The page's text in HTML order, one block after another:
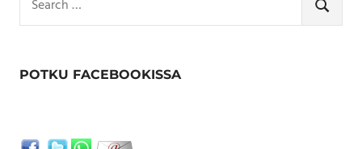
for:
SEARCH
POTKU FACEBOOKISSA